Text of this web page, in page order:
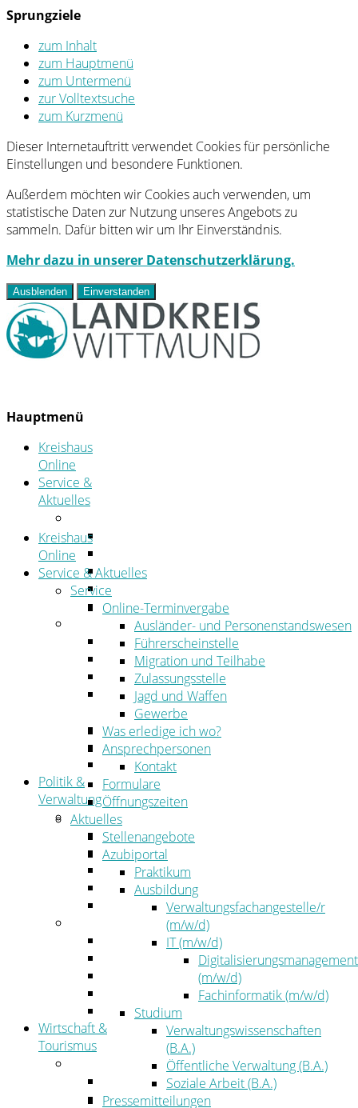
Sprungziele
zum Inhalt
zum Hauptmenü
zum Untermenü
zur Volltextsuche
zum Kurzmenü
Dieser Internetauftritt verwendet Cookies für persönliche
Einstellungen und besondere Funktionen.
Außerdem möchten wir Cookies auch verwenden, um
statistische Daten zur Nutzung unseres Angebots zu
sammeln. Dafür bitten wir um Ihr Einverständnis.
Mehr dazu in unserer Datenschutzerklärung.
Ausblenden Einverstanden
Hauptmenü
Kreishaus
Online
Service &
Aktuelles
Ansprechpersonen
Formulare
Öffnungszeiten
Aktuelles
Stellenangebote
Azubiportal
Pressemitteilungen
Bekanntmachungen & öffentliche
Zustellungen
Kehrbezirksausschreibungen
Amtsblatt
Öffentliche Ausschreibungen
Politik &
Verwaltung
Politik
Kreistag
Kreistagsinformationssystem
Bürgerinformationssystem
Wahlen
Der Landrat
Kommunalaufsicht
Zahlen, Daten, Fakten
Wirtschaft &
Tourismus
Wirtschaftsförderung
Gewerbeflächen und Unternehmen
Kreishaus
Online
Service & Aktuelles
Service
Online-Terminvergabe
Ausländer- und Personenstandswesen
Führerscheinstelle
Migration und Teilhabe
Zulassungsstelle
Jagd und Waffen
Gewerbe
Was erledige ich wo?
Ansprechpersonen
Kontakt
Formulare
Öffnungszeiten
Aktuelles
Stellenangebote
Azubiportal
Praktikum
Ausbildung
Verwaltungsfachangestelle/r
(m/w/d)
IT (m/w/d)
Digitalisierungsmanagement
(m/w/d)
Fachinformatik (m/w/d)
Studium
Verwaltungswissenschaften
(B.A.)
Öffentliche Verwaltung (B.A.)
Soziale Arbeit (B.A.)
Pressemitteilungen